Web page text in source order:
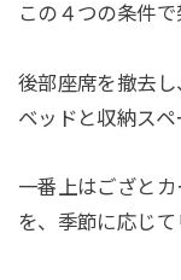
この４つの条件で
後部座席を撤去し
ベッドと収納スペ
一番上はござと
を、季節に応じて